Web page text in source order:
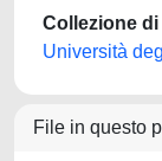
Collezione
Università
File in questo